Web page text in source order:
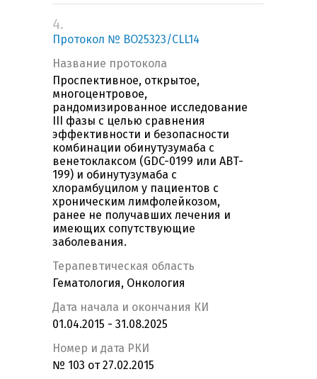
4.
Протокол № BO25323/CLL14
Название протокола
Проспективное, открытое,
многоцентровое,
рандомизированное исследование
III фазы с целью сравнения
эффективности и безопасности
комбинации обинутузумаба с
венетоклаксом (GDC-0199 или ABT-
199) и обинутузумаба с
хлорамбуцилом у пациентов с
хроническим лимфолейкозом,
ранее не получавших лечения и
имеющих сопутствующие
заболевания.
Терапевтическая область
Гематология, Онкология
Дата начала и окончания КИ
01.04.2015 - 31.08.2025
Номер и дата РКИ
№ 103 от 27.02.2015